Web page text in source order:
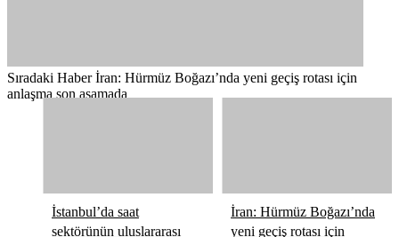
Sıradaki Haber İran: Hürmüz Boğazı’nda yeni geçiş rotası için
anlaşma son aşamada
İstanbul’da saat
sektörünün uluslararası
İran: Hürmüz Boğazı’nda
yeni geçiş rotası için